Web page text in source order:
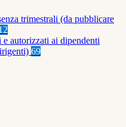
trimestrali (da pubblicare
autorizzati ai dipendenti
69